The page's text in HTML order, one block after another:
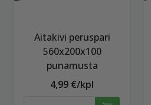
Aitakivi peruspari
560x200x100
punamusta
4,99 €/kpl